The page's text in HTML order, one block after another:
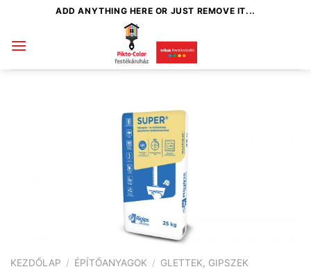
content
ADD ANYTHING HERE OR JUST REMOVE IT...
KEZDŐLAP / ÉPÍTŐANYAGOK / GLETTEK, GIPSZEK